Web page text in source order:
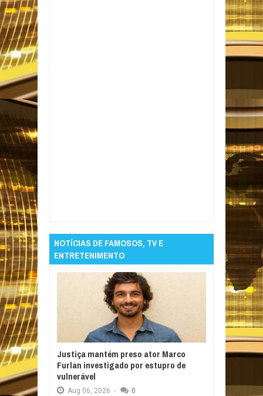
NOTÍCIAS DE FAMOSOS, TV E
ENTRETENIMENTO
Justiça mantém preso ator Marco
Furlan investigado por estupro de
vulnerável
Aug 06, 2026 - 0